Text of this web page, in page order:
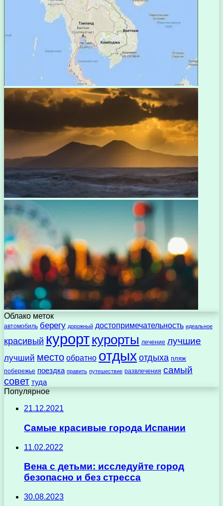
Облако меток
автомобиль берегу дорожный достопримечательность идеальное
красивый курорткурорты лечение лучшие
лучший место обратно отдыхотдыха пляж
побережье поездка править путешествие развлечения самый
совет туда
Популярное
21.12.2021
Самые красивые города Испании
11.02.2022
Вена с детьми: исследуйте город
безопасно и без стресса
30.08.2023